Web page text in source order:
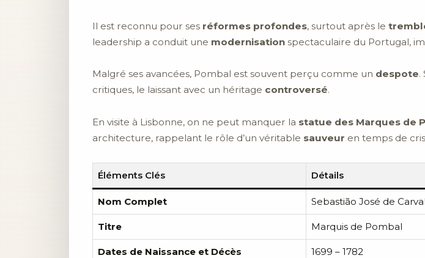
Il est reconnu pour ses réformes profondes, surtout après le
leadership a conduit une modernisation spectaculaire du Portugal,
Malgré ses avancées, Pombal est souvent perçu comme un despote.
critiques, le laissant avec un héritage controversé.
En visite à Lisbonne, on ne peut manquer la statue des Marques de
architecture, rappelant le rôle d’un véritable sauveur en temps de
Éléments Clés Détails
Nom Complet Sebastião José de
Titre Marquis de Pombal
Dates de Naissance et Décès 1699 – 1782